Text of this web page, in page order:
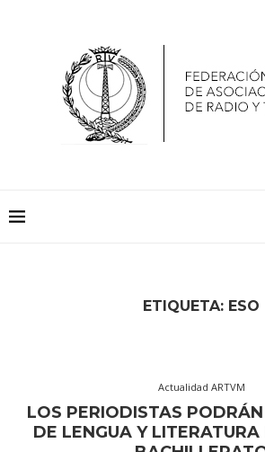
ETIQUETA: ESO
Actualidad ARTVM
LOS PERIODISTAS
DE LENGUA Y LITERATURA